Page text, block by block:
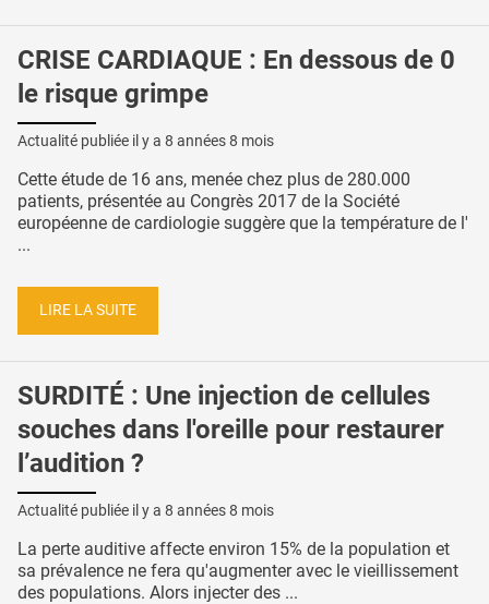
CRISE CARDIAQUE : En dessous de 0
le risque grimpe
Actualité publiée il y a 8 années 8 mois
Cette étude de 16 ans, menée chez plus de 280.000
patients, présentée au Congrès 2017 de la Société
européenne de cardiologie suggère que la température de l'
...
LIRE LA SUITE
SURDITÉ : Une injection de cellules
souches dans l'oreille pour restaurer
l’audition ?
Actualité publiée il y a 8 années 8 mois
La perte auditive affecte environ 15% de la population et
sa prévalence ne fera qu'augmenter avec le vieillissement
des populations. Alors injecter des ...